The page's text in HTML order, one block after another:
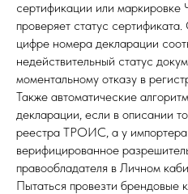
сертификации или
проверяет статус
цифре номера декларации
недействительный статус
моментальному отказу в
Также автоматические
декларации, если в описании
реестра ТРОИС, а у импортера
верифицированное
правообладателя в Личном
Пытаться провезти брендовые